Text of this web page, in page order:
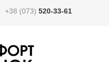
+38 (073) 520-33-61